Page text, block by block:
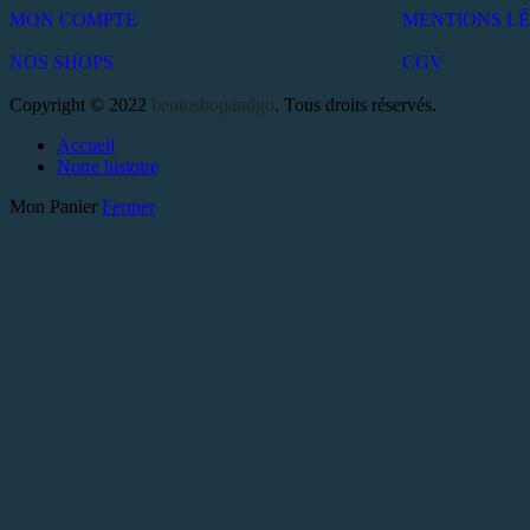
MON COMPTE
NOS SHOPS
MENTIONS
CGV
Copyright © 2022 bentoshopandgo. Tous droits réservés.
Accueil
Notre histoire
Mon Panier Fermer